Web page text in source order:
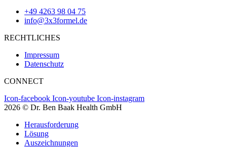
+49 4263 98 04 75
info@3x3formel.de
RECHTLICHES
Impressum
Datenschutz
CONNECT
Icon-facebook Icon-youtube Icon-instagram
2026 © Dr. Ben Baak Health GmbH
Herausforderung
Lösung
Auszeichnungen